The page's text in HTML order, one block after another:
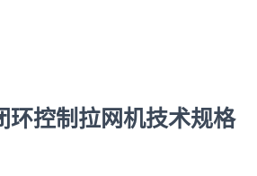
环控制拉网机技术规格